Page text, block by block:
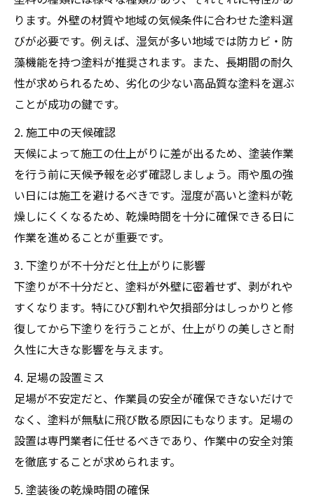
ります。外壁の材質や地域の気候条件に合わせた塗料選
びが必要です。例えば、湿気が多い地域では防カビ・防
藻機能を持つ塗料が推奨されます。また、長期間の耐久
性が求められるため、劣化の少ない高品質な塗料を選ぶ
ことが成功の鍵です。
2. 施工中の天候確認
天候によって施工の仕上がりに差が出るため、塗装作業
を行う前に天候予報を必ず確認しましょう。雨や風の強
い日には施工を避けるべきです。湿度が高いと塗料が乾
燥しにくくなるため、乾燥時間を十分に確保できる日に
作業を進めることが重要です。
3. 下塗りが不十分だと仕上がりに影響
下塗りが不十分だと、塗料が外壁に密着せず、剥がれや
すくなります。特にひび割れや欠損部分はしっかりと修
復してから下塗りを行うことが、仕上がりの美しさと耐
久性に大きな影響を与えます。
4. 足場の設置ミス
足場が不安定だと、作業員の安全が確保できないだけで
なく、塗料が無駄に飛び散る原因にもなります。足場の
設置は専門業者に任せるべきであり、作業中の安全対策
を徹底することが求められます。
5. 塗装後の乾燥時間の確保